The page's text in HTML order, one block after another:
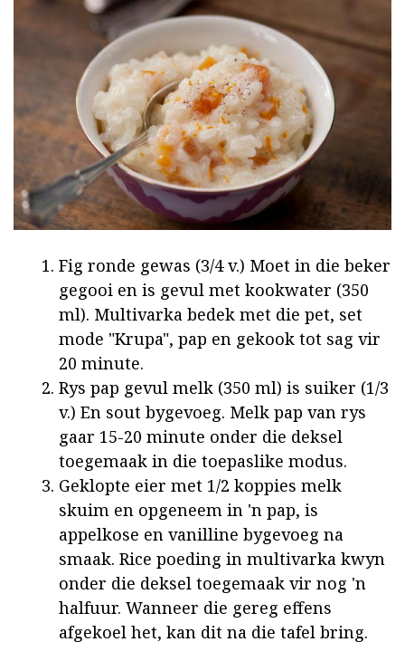
Fig ronde gewas (3/4 v.) Moet in die beker
gegooi en is gevul met kookwater (350
ml). Multivarka bedek met die pet, set
mode "Krupa", pap en gekook tot sag vir
20 minute.
Rys pap gevul melk (350 ml) is suiker (1/3
v.) En sout bygevoeg. Melk pap van rys
gaar 15-20 minute onder die deksel
toegemaak in die toepaslike modus.
Geklopte eier met 1/2 koppies melk
skuim en opgeneem in 'n pap, is
appelkose en vanilline bygevoeg na
smaak. Rice poeding in multivarka kwyn
onder die deksel toegemaak vir nog 'n
halfuur. Wanneer die gereg effens
afgekoel het, kan dit na die tafel bring.